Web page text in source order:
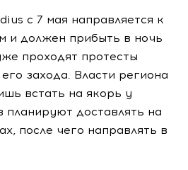
с 7 мая направляется к
и должен прибыть в ночь
проходят протесты
захода. Власти региона
встать на якорь у
планируют доставлять на
после чего направлять в